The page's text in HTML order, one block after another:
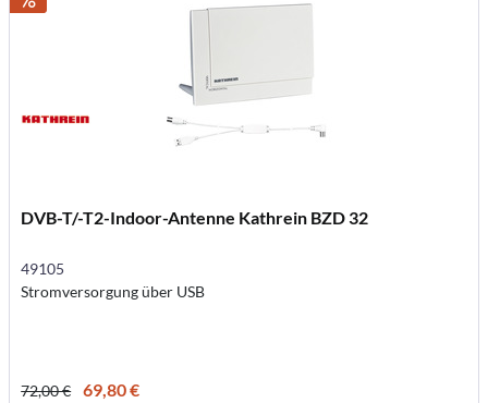
DVB-T/-T2-Indoor-Antenne Kathrein BZD 32
49105
Stromversorgung über USB
72,00 € 69,80 €